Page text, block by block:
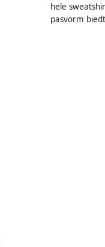
hele
pasvorm